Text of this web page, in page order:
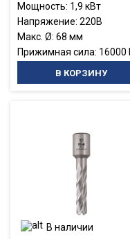
Мощность: 1,9 кВт
Напряжение: 220В
Макс. Ø: 68 мм
Прижимная сила: 16000
В КОРЗИНУ
В наличии